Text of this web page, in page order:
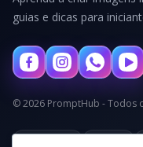
guias e dicas para
© 2026 PromptHub - Todos